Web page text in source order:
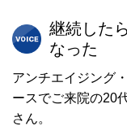
継続した
なった
アンチエイジング
ースでご来院の20
さん。